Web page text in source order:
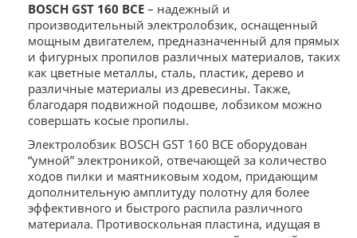
BOSCH GST 160 BCE – надежный и
производительный электролобзик, оснащенный
мощным двигателем, предназначенный для прямых
и фигурных пропилов различных материалов, таких
как цветные металлы, сталь, пластик, дерево и
различные материалы из древесины. Также,
благодаря подвижной подошве, лобзиком можно
совершать косые пропилы.
Электролобзик BOSCH GST 160 BCE оборудован
“умной” электроникой, отвечающей за количество
ходов пилки и маятниковым ходом, придающим
дополнительную амплитуду полотну для более
эффективного и быстрого распила различного
материала. Противоскольная пластина, идущая в